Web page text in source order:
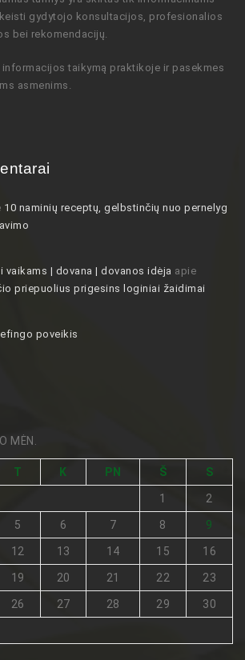
gydytojo konsultacijos, profesionalios
bei rekomendacijų
taikymą praktikoje ir pasekmes
asmenims.
10 naminių receptų, gelbstinčių nuo pernelyg
vaikams | dovana | dovanos idėja apie
priepuolius prigesins loginiai žaidimai
poveikis
MĖN.
T K PN Š S
1 2
5 6 7 8 9
12 13 14 15 16
19 20 21 22 23
26 27 28 29 30